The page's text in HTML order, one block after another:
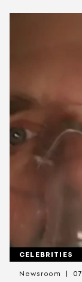
CELEBRITIES
Newsroom